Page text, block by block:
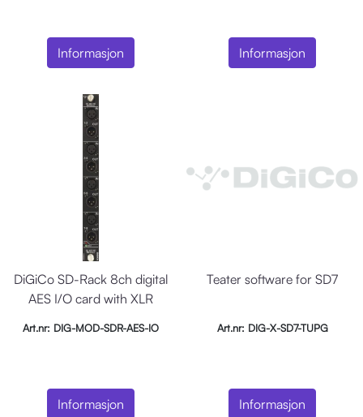
Informasjon Informasjon
DiGiCo SD-Rack 8ch digital
AES I/O card with XLR
Art.nr: DIG-MOD-SDR-AES-IO
Informasjon
Teater software for SD7
Art.nr: DIG-X-SD7-TUPG
Informasjon